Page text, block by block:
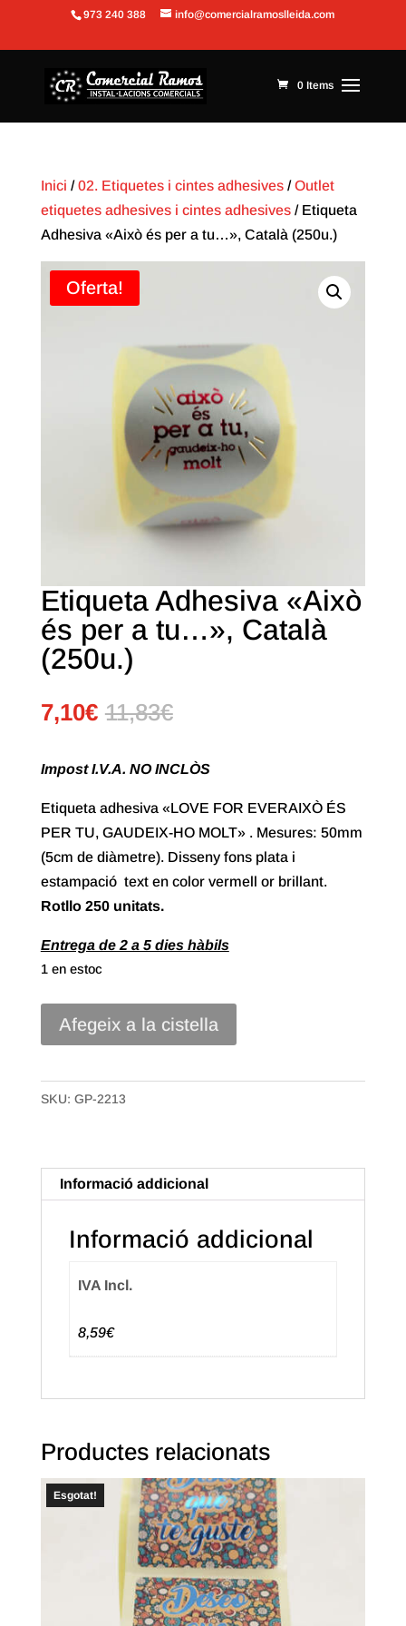
Obre la barra d'eines
973 240 388 info@comercialramoslleida.com
0 Items
Inici /02. Etiquetes i cintes adhesives/Outlet
etiquetes adhesives i cintes adhesives/ Etiqueta
Adhesiva «Això és per a tu…», Català (250u.)
Oferta!
Etiqueta Adhesiva «Això
és per a tu…», Català
(250u.)
7,10€ 11,83€
Impost I.V.A. NO INCLÒS
Etiqueta adhesiva «LOVE FOR EVERAIXÒ ÉS
PER TU, GAUDEIX-HO MOLT» . Mesures: 50mm
(5cm de diàmetre). Disseny fons plata i
estampació text en color vermell or brillant.
Rotllo 250 unitats.
Entrega de 2 a 5 dies hàbils
1 en estoc
quantitat
Català
Afegeix a la cistella
SKU: GP-2213
Informació addicional
Informació addicional
IVA Incl.
8,59€
Productes relacionats
Esgotat!